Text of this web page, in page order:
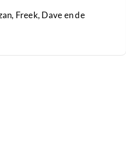
Freek, Dave en de